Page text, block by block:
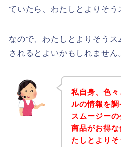
ていたら、わたしとよりそ
なので、わたしとよりそう
されるとよいかもしれません
私自身、色
ルの情報を
スムージー
商品がお得
たしとより